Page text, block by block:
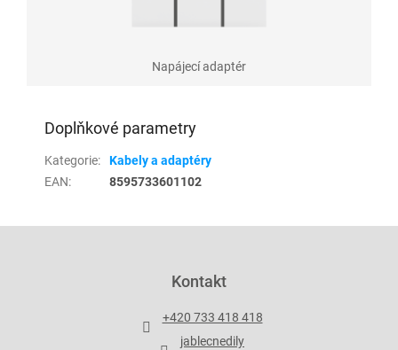
Napájecí adaptér
Doplňkové parametry
Kategorie:
Kabely a adaptéry
EAN: 8595733601102
Kontakt
+420 733 418 418
jablecnedily